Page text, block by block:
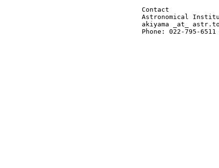
Contact
Astronomical
akiyama _at_
Phone: 022-795-6511